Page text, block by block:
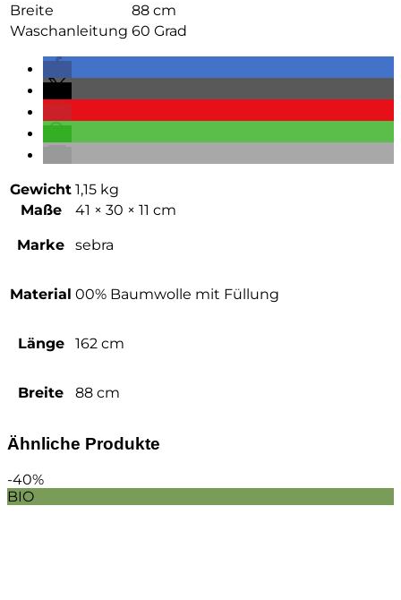
Breite
88 cm
Waschanleitung 60 Grad
Gewicht 1,15 kg
Maße
41 × 30 × 11 cm
Marke sebra
Material 00% Baumwolle mit Füllung
Länge 162 cm
Breite 88 cm
Ähnliche Produkte
-40%
BIO